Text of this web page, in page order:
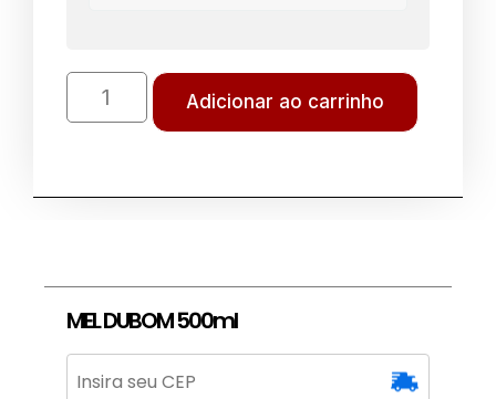
Adicionar ao carrinho
MEL DUBOM 500ml